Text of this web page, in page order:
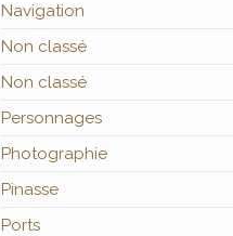
Navigation
Non classé
Non classé
Personnages
Photographie
Pinasse
Ports